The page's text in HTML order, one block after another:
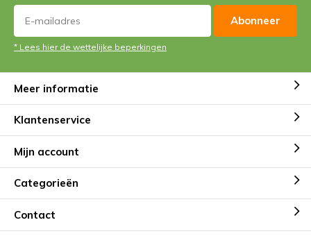
Abonneer
* Lees hier de wettelijke beperkingen
Meer informatie
Klantenservice
Mijn account
Categorieën
Contact